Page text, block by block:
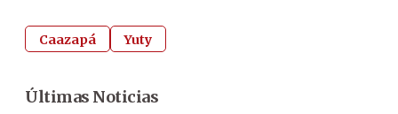
Caazapá Yuty
Últimas Noticias